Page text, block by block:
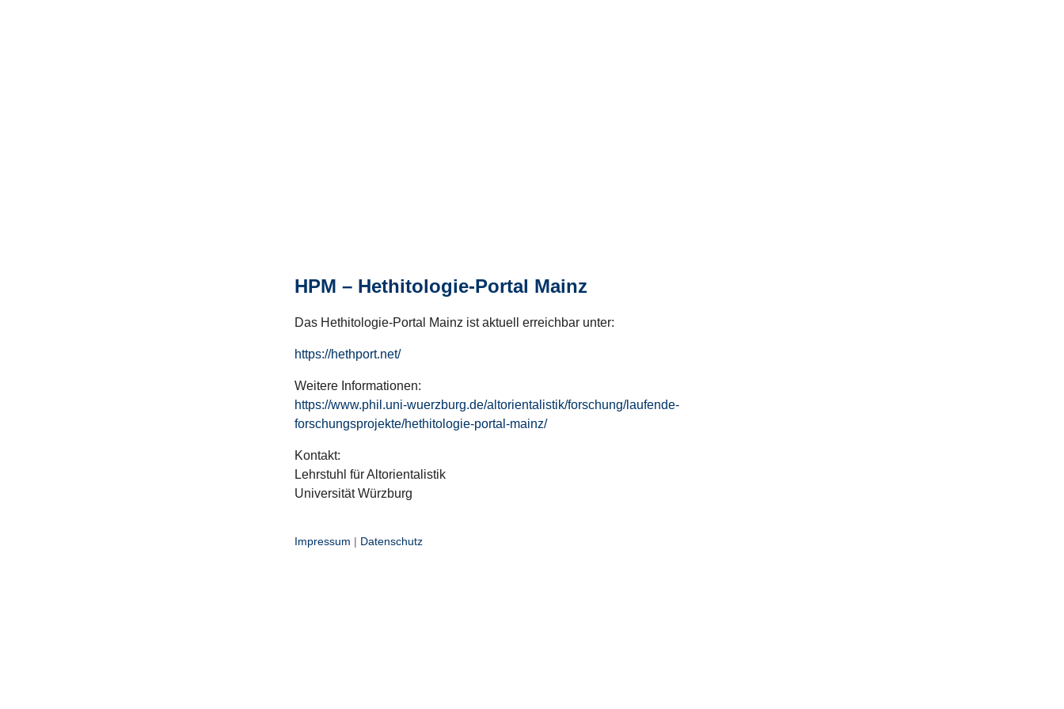
HPM – Hethitologie-Portal Mainz
Das Hethitologie-Portal Mainz ist aktuell erreichbar unter:
https://hethport.net/
Weitere Informationen:
https://www.phil.uni-wuerzburg.de/altorientalistik/forschung/laufende-
forschungsprojekte/hethitologie-portal-mainz/
Kontakt:
Lehrstuhl für Altorientalistik
Universität Würzburg
Impressum | Datenschutz